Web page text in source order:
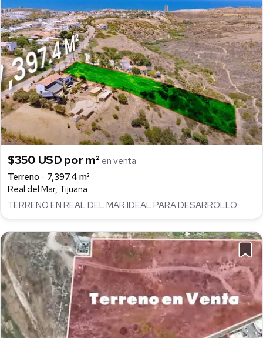
$350 USD por m² en venta
Terreno
7,397.4 m²
Real del Mar, Tijuana
TERRENO EN REAL DEL MAR IDEAL PARA DESARROLLO